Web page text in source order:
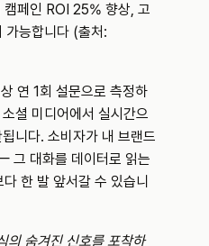
캠페인 ROI 25% 향상, 고
연 1회 설문으로 측정하
셜 미디어에서 실시간으
니다. 소비자가 내 브랜드
그 대화를 데이터로 읽는
한 발 앞서갈 수 있습니
의 숨겨진 신호를 포착하